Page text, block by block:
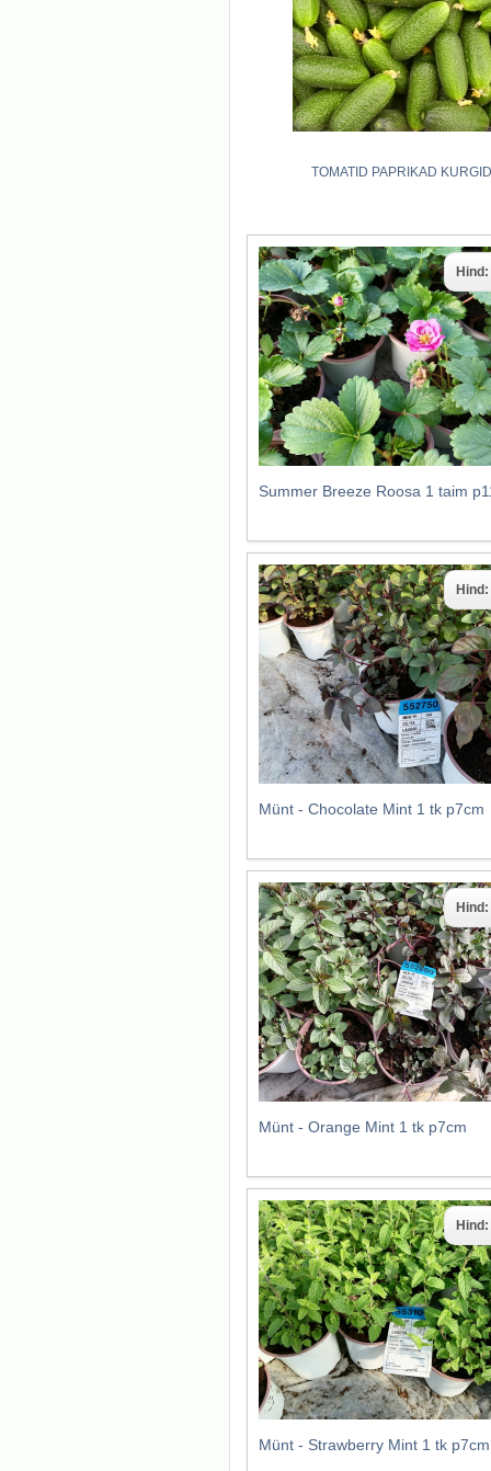
TOMATID PAPRIKAD KURGID
Summer Breeze Roosa 1 taim
Hind:
Münt - Chocolate Mint 1 tk p7cm
Hind:
Münt - Orange Mint 1 tk p7cm
Hind:
Münt - Strawberry Mint 1 tk p7cm
Hind: